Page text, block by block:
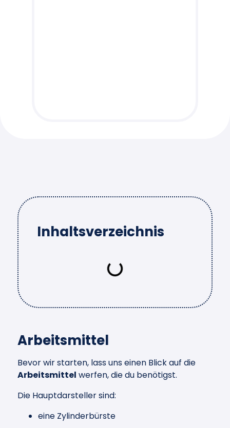
Inhaltsverzeichnis
Arbeitsmittel
Bevor wir starten, lass uns einen Blick auf die
Arbeitsmittel werfen, die du benötigst.
Die Hauptdarsteller sind:
eine Zylinderbürste